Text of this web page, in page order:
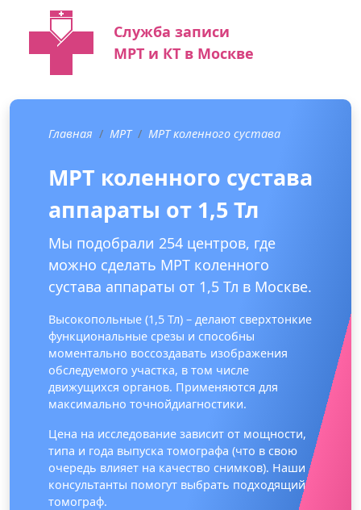
Служба записи
МРТ и КТ в Москве
Главная МРТ МРТ коленного сустава
МРТ коленного сустава
аппараты от 1,5 Тл
Мы подобрали 254 центров, где
можно сделать МРТ коленного
сустава аппараты от 1,5 Тл в Москве.
Высокопольные (1,5 Тл) – делают сверхтонкие
функциональные срезы и способны
моментально воссоздавать изображения
обследуемого участка, в том числе
движущихся органов. Применяются для
максимально точнойдиагностики.
Цена на исследование зависит от мощности,
типа и года выпуска томографа (что в свою
очередь влияет на качество снимков). Наши
консультанты помогут выбрать подходящий
томограф.